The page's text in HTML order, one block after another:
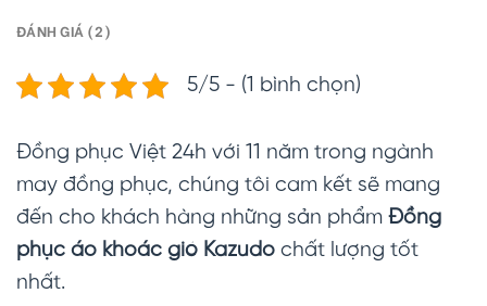
ĐÁNH GIÁ (2)
5/5 - (1 bình chọn)
Đồng phục Việt 24h với 11 năm trong ngành
may đồng phục, chúng tôi cam kết sẽ mang
đến cho khách hàng những sản phẩm Đồng
phục áo khoác gió Kazudo chất lượng tốt
nhất.